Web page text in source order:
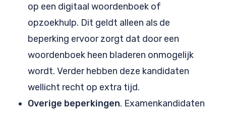
op een digitaal woordenboek of
opzoekhulp. Dit geldt alleen als de
beperking ervoor zorgt dat door een
woordenboek heen bladeren onmogelijk
wordt. Verder hebben deze kandidaten
wellicht recht op extra tijd.
Overige beperkingen. Examenkandidaten